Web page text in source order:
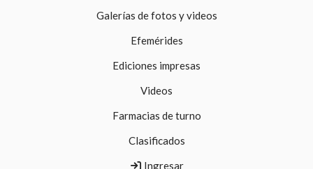
Galerías de fotos y videos
Efemérides
Ediciones impresas
Videos
Farmacias de turno
Clasificados
Ingresar